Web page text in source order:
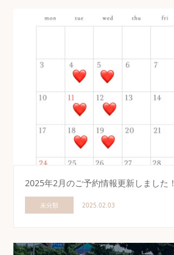
2025年2月のご予約情報更新しました！
未分類 2025.02.03